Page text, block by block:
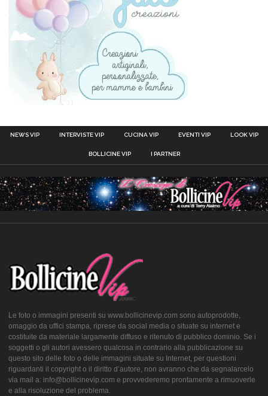
NEWS VIP INTERVISTE VIP CUCINA VIP EVENTI VIP LOOK VIP
BOLLICINE VIP I PARTNER
Le foto o immagini presenti su www.bollicinevip.com sono autoprodotte,
omaggio da uffici stampa, riprese da social media o situate su internet e
costituite da materiale largamente diffuso e ritenuto di pubblico dominio. Se i
soggetti o gli autori avessero qualcosa in contrario alla pubblicazione su
questo sito delle foto o delle immagini situate su Internet, per questioni
riguardanti il copyright o il diritto d’autore, non avranno che da segnalarcelo
via mail a: info@bollicinevip.com e provvederemo prontamente a rimuoverle
e alla risoluzione del problema.